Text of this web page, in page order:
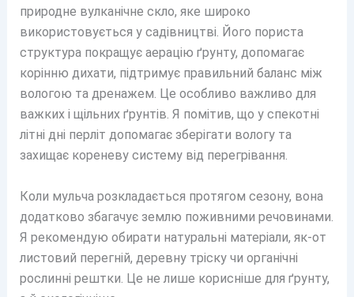
природне вулканічне скло, яке широко
використовується у садівництві. Його пориста
структура покращує аерацію ґрунту, допомагає
корінню дихати, підтримує правильний баланс між
вологою та дренажем. Це особливо важливо для
важких і щільних ґрунтів. Я помітив, що у спекотні
літні дні перліт допомагає зберігати вологу та
захищає кореневу систему від перегрівання.
Коли мульча розкладається протягом сезону, вона
додатково збагачує землю поживними речовинами.
Я рекомендую обирати натуральні матеріали, як-от
листовий перегній, деревну тріску чи органічні
рослинні рештки. Це не лише корисніше для ґрунту,